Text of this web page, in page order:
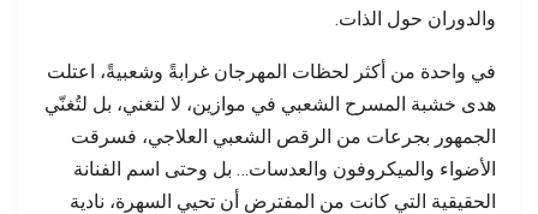
والدوران حول الذات.
في واحدة من أكثر لحظات المهرجان غرابةً وشعبيةً، اعتلت
هدى خشبة المسرح الشعبي في موازين، لا لتغني، بل لتُغنّي
الجمهور بجرعات من الرقص الشعبي العلاجي، فسرقت
الأضواء والميكروفون والعدسات… بل وحتى اسم الفنانة
الحقيقية التي كانت من المفترض أن تحيي السهرة، نادية